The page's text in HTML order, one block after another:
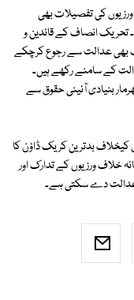
ورزیوں کی تفصیلات بھی
انصاف کے قائدین و
بھی عدالت سے رجوع کرچکے
کے سامنے رکھے ہیں۔
بنیادی آئینی حقوق سے
کیخلاف بدترین کریک ڈاؤن کا
خلاف ورزیوں کے تدارک اور
عدالت دے سکتی ہے۔